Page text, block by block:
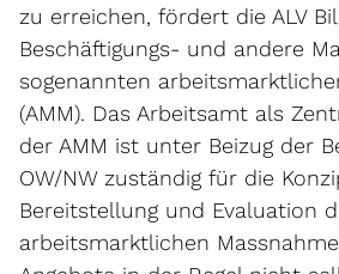
zu erreichen, fördert die ALV
Beschäftigungs- und andere
sogenannten
(AMM). Das Arbeitsamt als
der AMM ist unter Beizug der
OW/NW zuständig für die
Bereitstellung und Evaluation
arbeitsmarktlichen